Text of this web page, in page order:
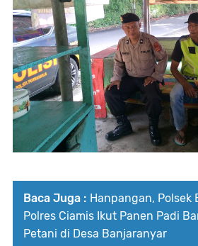
Baca Juga : Hanpangan, Polsek
Polres Ciamis Ikut Panen Padi
Petani di Desa Banjaranyar